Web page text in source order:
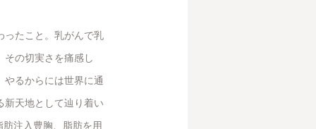
ったこと。乳がんで乳
その切実さを痛感し
やるからには世界に通
新天地として辿り着い
注入豊胸、脂肪を用